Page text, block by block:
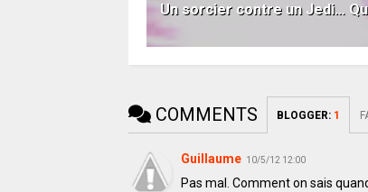
Un sorcier contre un Jedi…
COMMENTS BLOGGER: 1
Guillaume 10/5/12 12:00
Pas mal. Comment on sais